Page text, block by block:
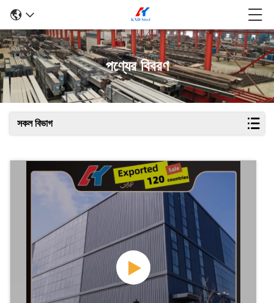
পণ্যের বিবরণ
সকল বিভাগ